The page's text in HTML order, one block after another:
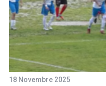
18 Novembre 2025